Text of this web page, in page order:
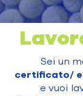
Sei un
certificato/
e vuoi